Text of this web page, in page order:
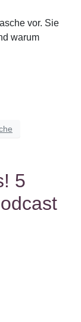
vor. Sie
warum
5